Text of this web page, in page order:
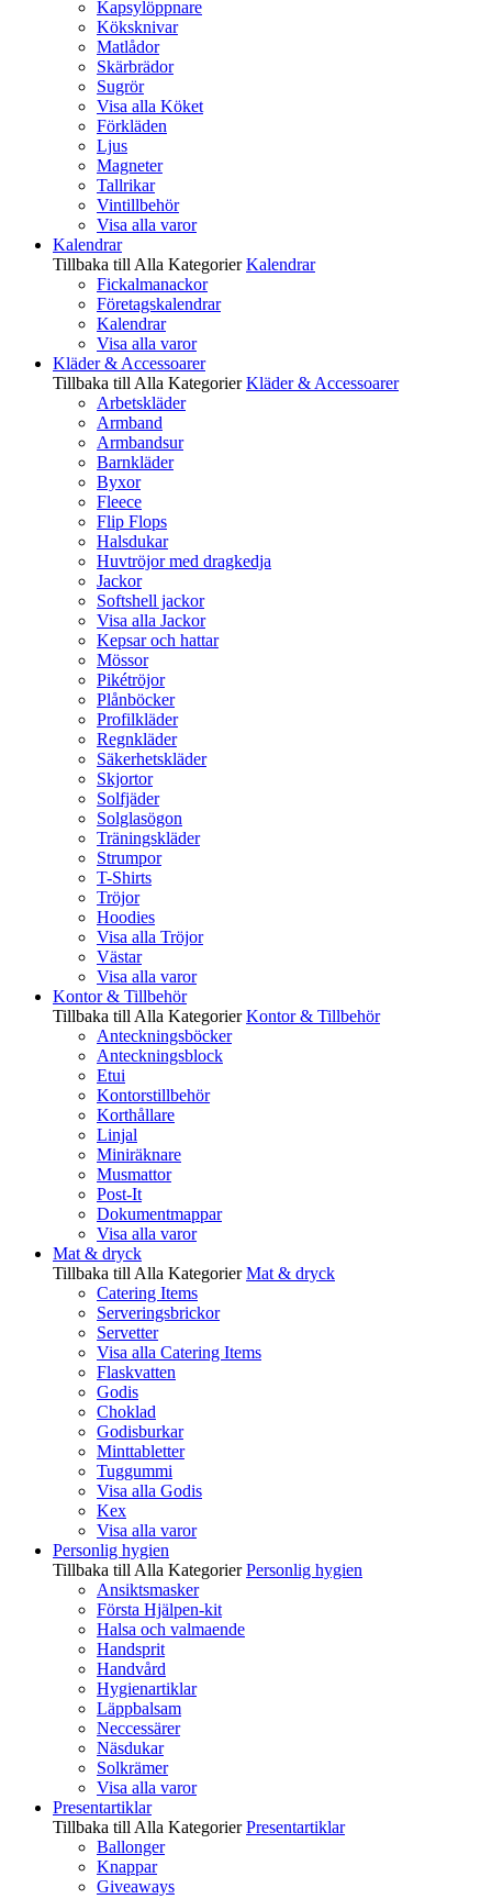
Kapsylöppnare
Köksknivar
Matlådor
Skärbrädor
Sugrör
Visa alla Köket
Förkläden
Ljus
Magneter
Tallrikar
Vintillbehör
Visa alla varor
Kalendrar
Tillbaka till Alla Kategorier Kalendrar
Fickalmanackor
Företagskalendrar
Kalendrar
Visa alla varor
Kläder & Accessoarer
Tillbaka till Alla Kategorier Kläder & Accessoarer
Arbetskläder
Armband
Armbandsur
Barnkläder
Byxor
Fleece
Flip Flops
Halsdukar
Huvtröjor med dragkedja
Jackor
Softshell jackor
Visa alla Jackor
Kepsar och hattar
Mössor
Pikétröjor
Plånböcker
Profilkläder
Regnkläder
Säkerhetskläder
Skjortor
Solfjäder
Solglasögon
Träningskläder
Strumpor
T-Shirts
Tröjor
Hoodies
Visa alla Tröjor
Västar
Visa alla varor
Kontor & Tillbehör
Tillbaka till Alla Kategorier Kontor & Tillbehör
Anteckningsböcker
Anteckningsblock
Etui
Kontorstillbehör
Korthållare
Linjal
Miniräknare
Musmattor
Post-It
Dokumentmappar
Visa alla varor
Mat & dryck
Tillbaka till Alla Kategorier Mat & dryck
Catering Items
Serveringsbrickor
Servetter
Visa alla Catering Items
Flaskvatten
Godis
Choklad
Godisburkar
Minttabletter
Tuggummi
Visa alla Godis
Kex
Visa alla varor
Personlig hygien
Tillbaka till Alla Kategorier Personlig hygien
Ansiktsmasker
Första Hjälpen-kit
Halsa och valmaende
Handsprit
Handvård
Hygienartiklar
Läppbalsam
Neccessärer
Näsdukar
Solkrämer
Visa alla varor
Presentartiklar
Tillbaka till Alla Kategorier Presentartiklar
Ballonger
Knappar
Giveaways